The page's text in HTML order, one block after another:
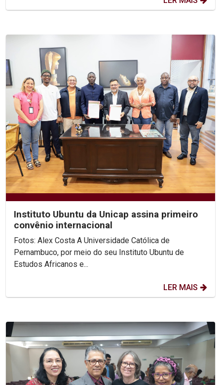
Instituto Ubuntu da Unicap assina primeiro
convênio internacional
Fotos: Alex Costa A Universidade Católica de
Pernambuco, por meio do seu Instituto Ubuntu de
Estudos Africanos e...
LER MAIS